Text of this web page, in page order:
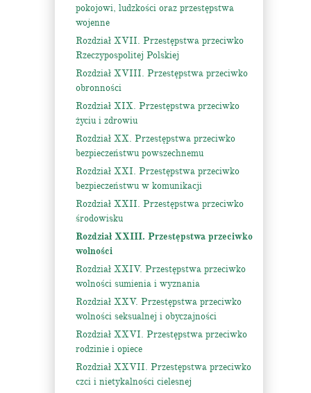
pokojowi, ludzkości oraz przestępstwa
wojenne
Rozdział XVII. Przestępstwa przeciwko
Rzeczypospolitej Polskiej
Rozdział XVIII. Przestępstwa przeciwko
obronności
Rozdział XIX. Przestępstwa przeciwko
życiu i zdrowiu
Rozdział XX. Przestępstwa przeciwko
bezpieczeństwu powszechnemu
Rozdział XXI. Przestępstwa przeciwko
bezpieczeństwu w komunikacji
Rozdział XXII. Przestępstwa przeciwko
środowisku
Rozdział XXIII. Przestępstwa przeciwko
wolności
Rozdział XXIV. Przestępstwa przeciwko
wolności sumienia i wyznania
Rozdział XXV. Przestępstwa przeciwko
wolności seksualnej i obyczajności
Rozdział XXVI. Przestępstwa przeciwko
rodzinie i opiece
Rozdział XXVII. Przestępstwa przeciwko
czci i nietykalności cielesnej